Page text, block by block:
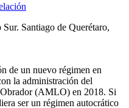
Santiago de Querétaro,
de un nuevo régimen en
la administración del
(AMLO) en 2018. Si
ser un régimen autocrático